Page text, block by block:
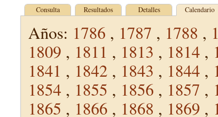
Consulta Resultados Detalles Calendario
Años: 1786 , 1787 , 1788 ,
1809 , 1811 , 1813 , 1814 ,
1841 , 1842 , 1843 , 1844 ,
1854 , 1855 , 1856 , 1857 ,
1865 , 1866 , 1868 , 1869 ,